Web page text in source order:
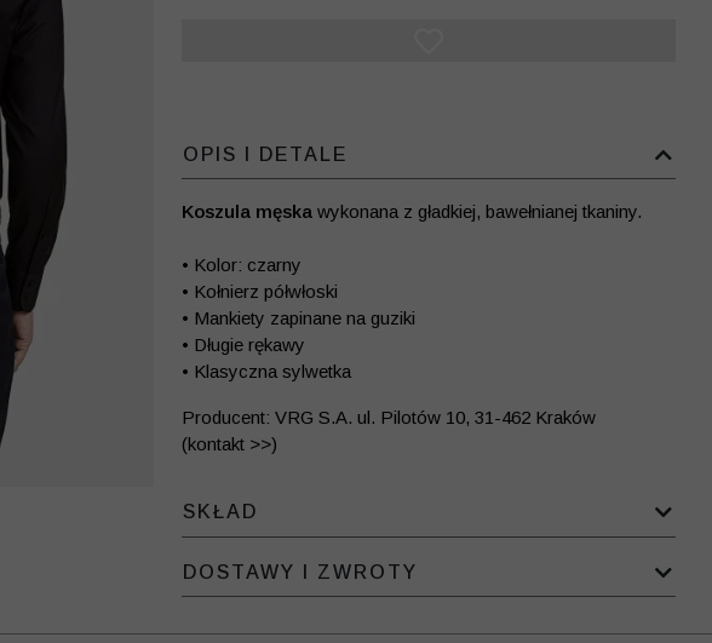
OPIS I DETALE
Koszula męska wykonana z gładkiej, bawełnianej tkaniny.
• Kolor: czarny
• Kołnierz półwłoski
• Mankiety zapinane na guziki
• Długie rękawy
• Klasyczna sylwetka
Producent: VRG S.A. ul. Pilotów 10, 31-462 Kraków
(kontakt >>)
SKŁAD
DOSTAWY I ZWROTY